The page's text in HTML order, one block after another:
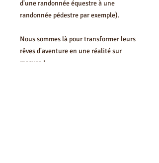
d'une randonnée équestre à une
randonnée pédestre par exemple).
Nous sommes là pour transformer leurs
rêves d'aventure en une réalité sur
mesure !